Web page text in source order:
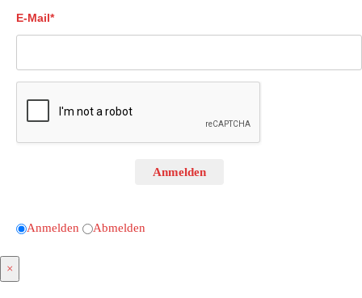
E-Mail*
Anmelden
Anmelden Abmelden
×